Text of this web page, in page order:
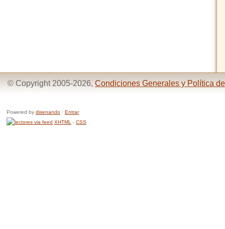
© Copyright 2005-2026, Condiciones Generales y Política
Powered by disenando · Entrar
XHTML
- CSS